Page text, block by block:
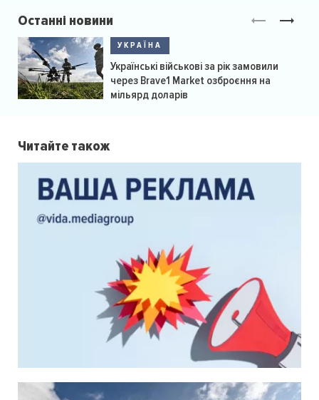
Останні новини
УКРАЇНА
Українські військові за рік замовили
через Brave1 Market озброєння на
мільярд доларів
Читайте також